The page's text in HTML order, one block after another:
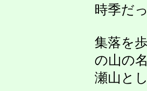
時季だ
集落を
の山の
瀬山と